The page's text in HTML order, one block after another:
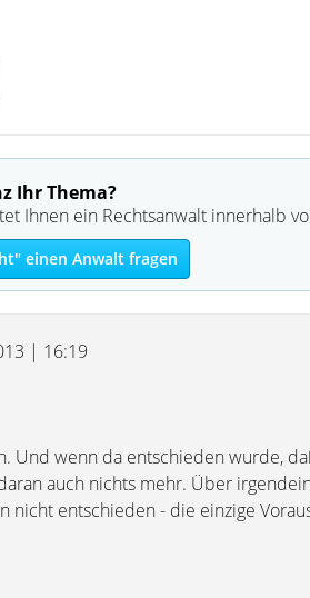
Ihr Thema?
Ihnen ein Rechtsanwalt innerhalb
einen Anwalt fragen
| 16:19
Und wenn da entschieden wurde,
auch nichts mehr. Über
nicht entschieden - die einzige